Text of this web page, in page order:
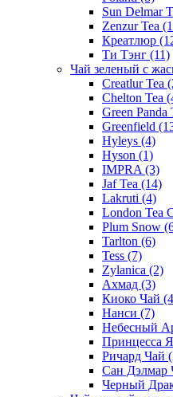
Sun Delmar
Zenzur Tea
Креатлюр
Ти Тэнг (11)
Чай зеленый с
Creatlur Tea
Chelton Tea
Green Panda
Greenfield
Hyleys (4)
Hyson (1)
IMPRA (3)
Jaf Tea (14)
Lakruti (4)
London Tea
Plum Snow
Tarlton (6)
Tess (7)
Zylanica (2)
Ахмад (3)
Киоко Чай
Нанси (7)
Небесный
Принцесса
Ричард Чай
Сан Дэлмар
Черный